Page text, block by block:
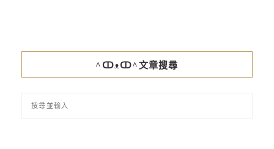
^ↀᴥↀ^文章搜尋